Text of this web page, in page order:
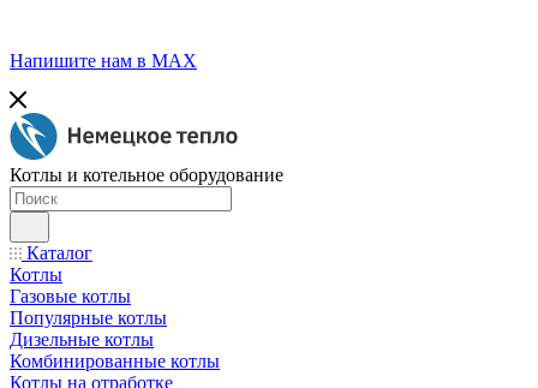
Напишите нам в МАХ
Котлы и котельное оборудование
Каталог
Котлы
Газовые котлы
Популярные котлы
Дизельные котлы
Комбинированные котлы
Котлы на отработке